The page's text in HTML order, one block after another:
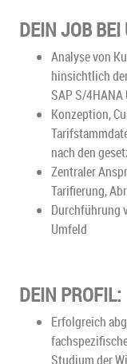
DEIN JOB BEI
Analyse von
hinsichtlich
SAP S/
Konzeption,
nach den
Zentraler
Tarifierung,
Durchführung
Umfeld
DEIN PROFIL:
Erfolgreich
Studium der